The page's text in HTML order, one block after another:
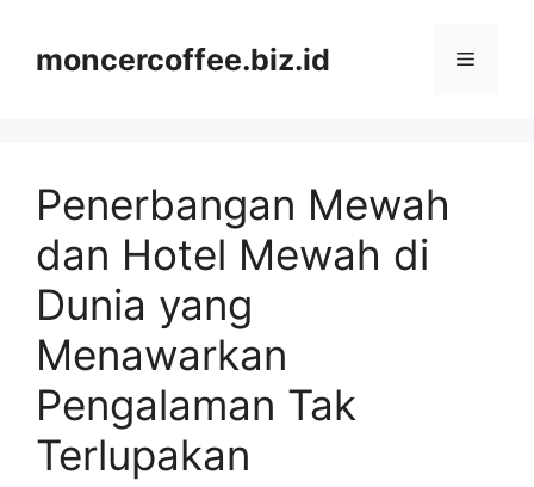
contentmoncercoffee.biz.id Menu
Penerbangan Mewah
dan Hotel Mewah di
Dunia yang
Menawarkan
Pengalaman Tak
Terlupakan